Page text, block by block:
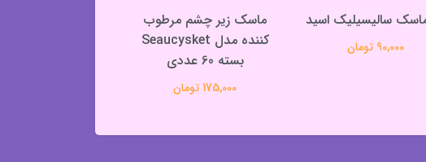
سالیسیلیک اسید
90,000 تومان
ماسک زیر چشم مرطوب
کننده مدل Seaucysket
بسته 60 عددی
175,000 تومان